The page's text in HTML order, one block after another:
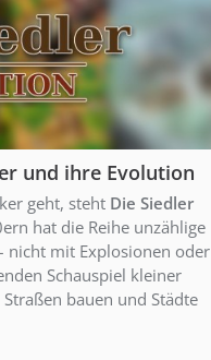
und ihre Evolution
geht, steht Die Siedler
hat die Reihe unzählige
nicht mit Explosionen oder
Schauspiel kleiner
bauen und Städte